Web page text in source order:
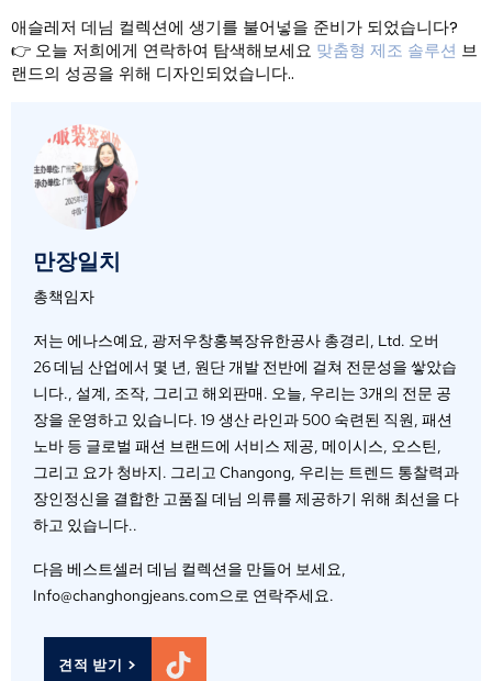
애슬레저 데님 컬렉션에 생기를 불어넣을 준비가 되었습니다?
👉 오늘 저희에게 연락하여 탐색해보세요 맞춤형 제조 솔루션 브
랜드의 성공을 위해 디자인되었습니다..
만장일치
총책임자
저는 에나스예요, 광저우창홍복장유한공사 총경리, Ltd. 오버
26 데님 산업에서 몇 년, 원단 개발 전반에 걸쳐 전문성을 쌓았습
니다., 설계, 조작, 그리고 해외판매. 오늘, 우리는 3개의 전문 공
장을 운영하고 있습니다. 19 생산 라인과 500 숙련된 직원, 패션
노바 등 글로벌 패션 브랜드에 서비스 제공, 메이시스, 오스틴,
그리고 요가 청바지. 그리고 Changong, 우리는 트렌드 통찰력과
장인정신을 결합한 고품질 데님 의류를 제공하기 위해 최선을 다
하고 있습니다..
다음 베스트셀러 데님 컬렉션을 만들어 보세요,
Info@changhongjeans.com으로 연락주세요.
견적 받기 >